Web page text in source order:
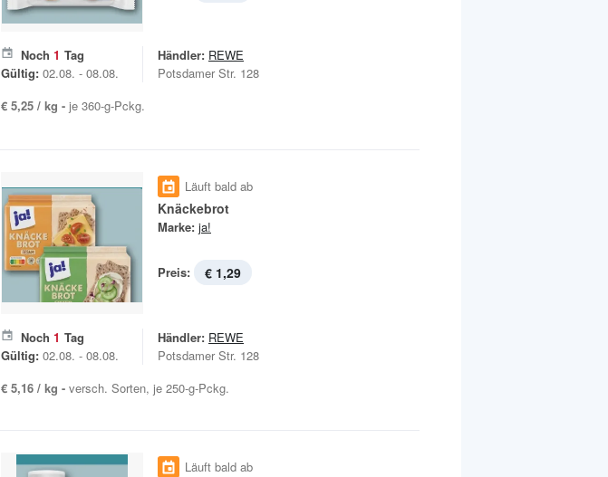
Noch 1 Tag
Gültig: 02.08. - 08.08.
Händler: REWE
Potsdamer Str. 128
€ 5,25 / kg - je 360-g-Pckg.
Läuft bald ab
Knäckebrot
Marke: ja!
Preis: € 1,29
Noch 1 Tag
Gültig: 02.08. - 08.08.
Händler: REWE
Potsdamer Str. 128
€ 5,16 / kg - versch. Sorten, je 250-g-Pckg.
Läuft bald ab